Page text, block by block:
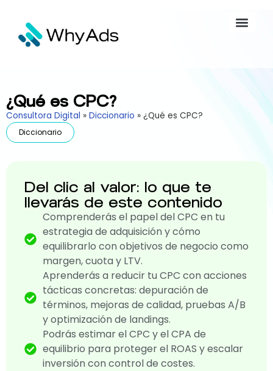
¿Qué es CPC?
Consultora Digital » Diccionario » ¿Qué es CPC?
Diccionario
Del clic al valor: lo que te
llevarás de este contenido
Comprenderás el papel del CPC en tu
estrategia de adquisición y cómo
equilibrarlo con objetivos de negocio como
margen, cuota y LTV.
Aprenderás a reducir tu CPC con acciones
tácticas concretas: depuración de
términos, mejoras de calidad, pruebas A/B
y optimización de landings.
Podrás estimar el CPC y el CPA de
equilibrio para proteger el ROAS y escalar
inversión con control de costes.